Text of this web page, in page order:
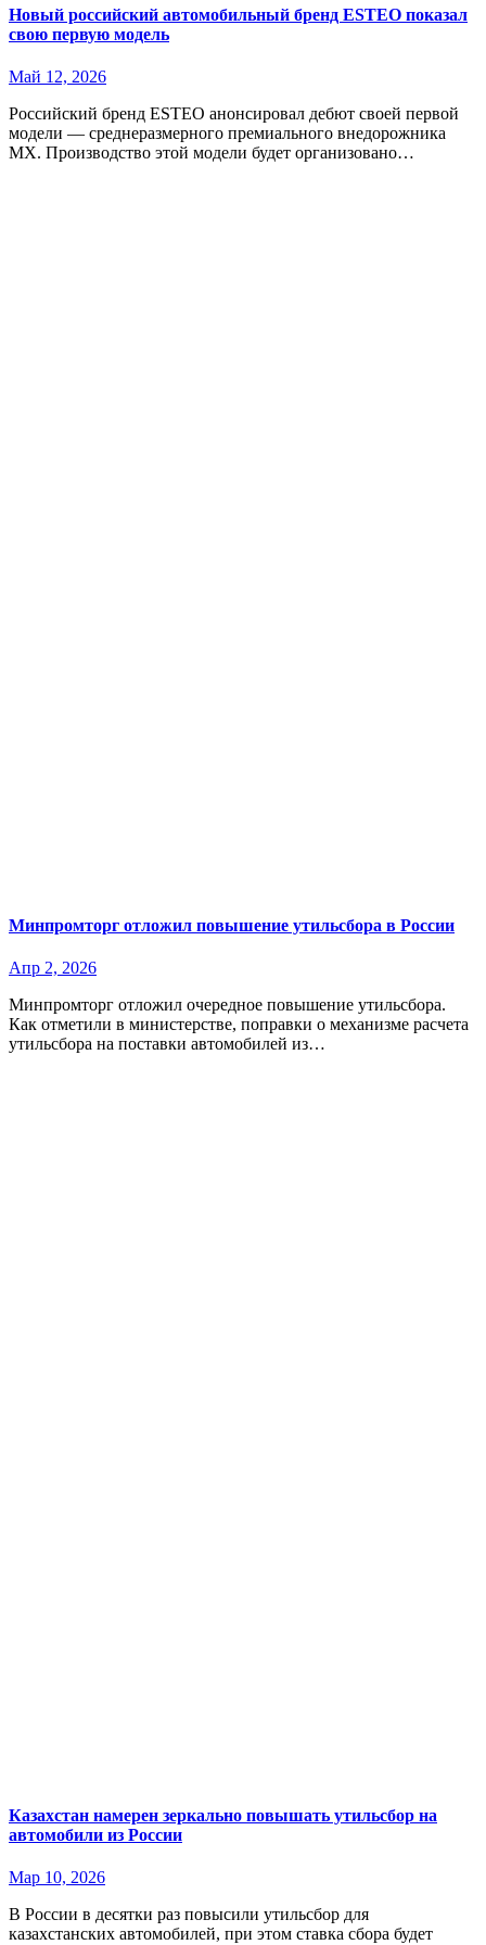
Новый российский автомобильный бренд ESTEO показал
свою первую модель
Май 12, 2026
Российский бренд ESTEO анонсировал дебют своей первой
модели — среднеразмерного премиального внедорожника
MX. Производство этой модели будет организовано…
Минпромторг отложил повышение утильсбора в России
Апр 2, 2026
Минпромторг отложил очередное повышение утильсбора.
Как отметили в министерстве, поправки о механизме расчета
утильсбора на поставки автомобилей из…
Казахстан намерен зеркально повышать утильсбор на
автомобили из России
Мар 10, 2026
В России в десятки раз повысили утильсбор для
казахстанских автомобилей, при этом ставка сбора будет